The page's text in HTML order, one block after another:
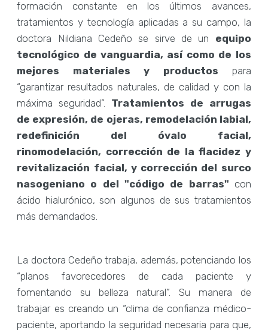
formación constante en los últimos avances,
tratamientos y tecnología aplicadas a su campo, la
doctora Nildiana Cedeño se sirve de un equipo
tecnológico de vanguardia, así como de los
mejores materiales y productos para
“garantizar resultados naturales, de calidad y con la
máxima seguridad”. Tratamientos de arrugas
de expresión, de ojeras, remodelación labial,
redefinición del óvalo facial,
rinomodelación, corrección de la flacidez y
revitalización facial, y corrección del surco
nasogeniano o del "código de barras" con
ácido hialurónico, son algunos de sus tratamientos
más demandados.
La doctora Cedeño trabaja, además, potenciando los
“planos favorecedores de cada paciente y
fomentando su belleza natural”. Su manera de
trabajar es creando un “clima de confianza médico-
paciente, aportando la seguridad necesaria para que,